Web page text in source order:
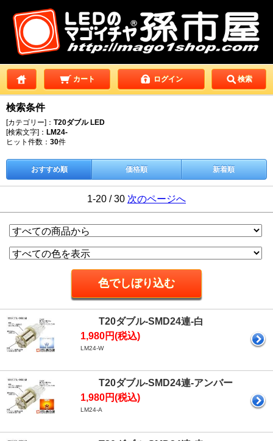
カート ログイン 検索
検索条件
[カテゴリー]： T20ダブル LED
[検索文字]： LM24-
ヒット件数： 30件
おすすめ順 価格順 新着順
1-20 / 30 次のページへ
T20ダブル-SMD24連-白
1,980円(税込)
LM24-W
T20ダブル-SMD24連-アンバー
1,980円(税込)
LM24-A